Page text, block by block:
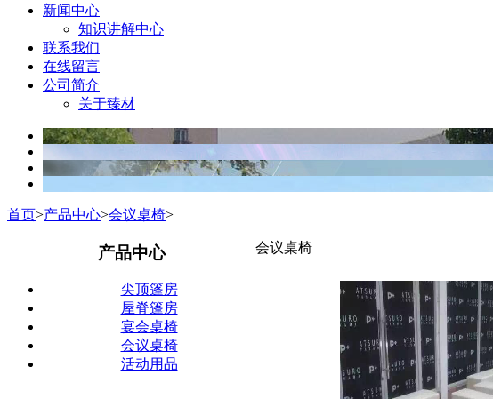
新闻中心
知识讲解中心
联系我们
在线留言
公司简介
关于臻材
首页>产品中心>会议桌椅>
产品中心
尖顶篷房
屋脊篷房
宴会桌椅
会议桌椅
活动用品
会议桌椅